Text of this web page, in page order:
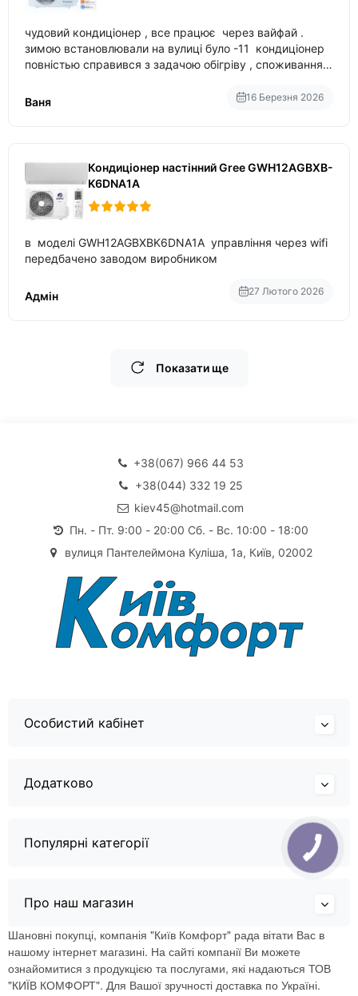
чудовий кондиціонер , все працює через вайфай .
зимою встановлювали на вулиці було -11 кондиціонер
повністью справився з задачою обігріву , споживання
температури
Ваня 16 Березня 2026
Кондиціонер настінний Gree GWH12AGBXB-
K6DNA1A
в моделі GWH12AGBXBK6DNA1A управління через wifi
передбачено заводом виробником
Адмін 27 Лютого 2026
Показати ще
+38(067) 966 44 53
+38(044) 332 19 25
kiev45@hotmail.com
Пн. - Пт. 9:00 - 20:00 Сб. - Вс. 10:00 - 18:00
вулиця Пантелеймона Куліша, 1а, Київ, 02002
Особистий кабінет
Додатково
Популярні категорії
Про наш магазин
Шановні покупці, компанія "Київ Комфорт" рада вітати Вас в
нашому інтернет магазині. На сайті компанії Ви можете
ознайомитися з продукцією та послугами, які надаються ТОВ
"КИЇВ КОМФОРТ". Для Вашої зручності доставка по Україні.